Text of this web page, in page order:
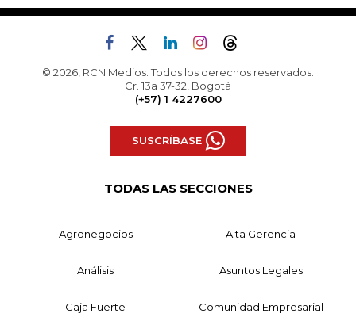
© 2026, RCN Medios. Todos los derechos reservados.
Cr. 13a 37-32, Bogotá
(+57) 1 4227600
SUSCRÍBASE
TODAS LAS SECCIONES
Agronegocios Alta Gerencia
Análisis Asuntos Legales
Caja Fuerte Comunidad Empresarial